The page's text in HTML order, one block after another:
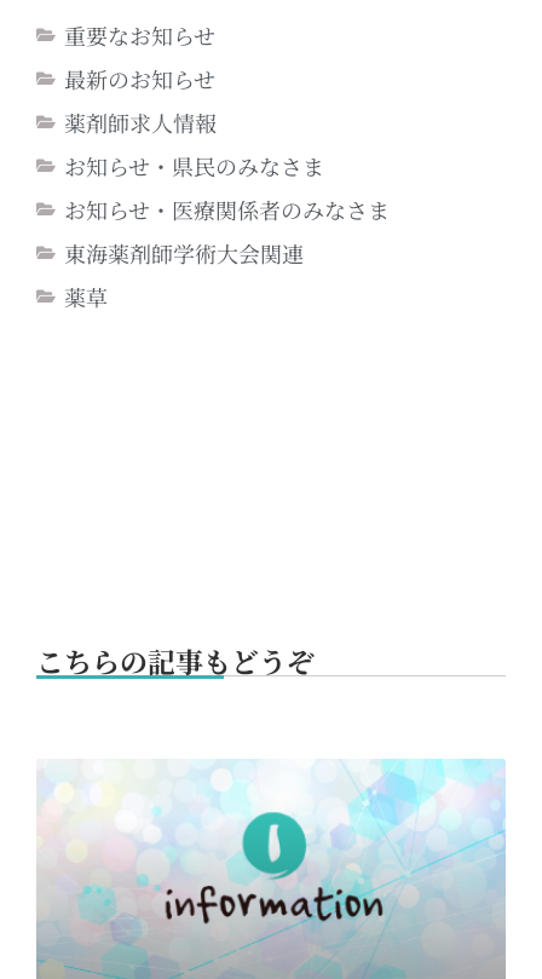
重要なお知らせ
最新のお知らせ
薬剤師求人情報
お知らせ・県民のみなさま
お知らせ・医療関係者のみなさま
東海薬剤師学術大会関連
薬草
こちらの記事もどうぞ